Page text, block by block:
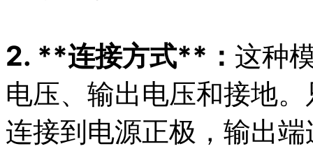
2. **连接方式**： 这种
电压、输出电压和接地
连接到电源正极，输出